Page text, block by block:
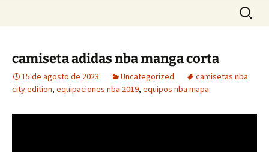
Buscar:
camiseta adidas nba manga corta
15 de agosto de 2023 Uncategorized
camisetas nba
city edition, equipaciones nba 2019, equipos nba mapa